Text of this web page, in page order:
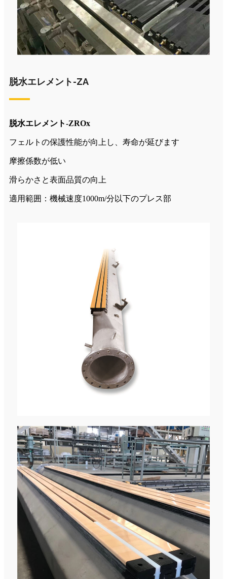
脱水エレメント-ZA
脱水エレメント-ZROx
フェルトの保護性能が向上し、寿命が延びます
摩擦係数が低い
滑らかさと表面品質の向上
適用範囲：機械速度1000m/分以下のプレス部